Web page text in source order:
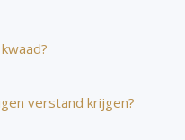
verstand krijgen?